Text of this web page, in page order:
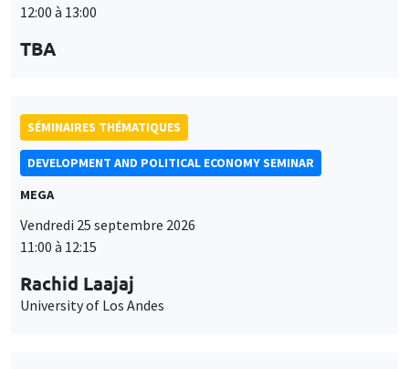
12:00 à 13:00
TBA
SÉMINAIRES THÉMATIQUES
DEVELOPMENT AND POLITICAL ECONOMY SEMINAR
MEGA
Vendredi 25 septembre 2026
11:00 à 12:15
Rachid Laajaj
University of Los Andes